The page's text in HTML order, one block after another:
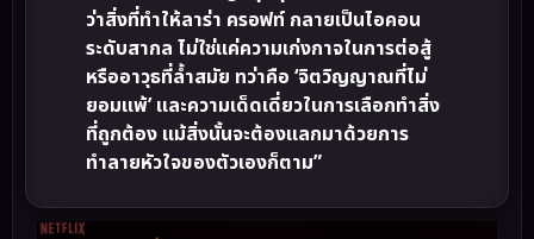
ว่าสิ่งที่ทำให้ลาร่า ครอฟท์ กลายเป็นไอคอน
ระดับสากล ไม่ใช่แค่ความเก่งกาจในการต่อสู้
หรืออาวุธที่ล้ำสมัย ทว่าคือ ‘จิตวิญญาณที่ไม่
ยอมแพ้’ และความเด็ดเดี่ยวในการเลือกทำสิ่ง
ที่ถูกต้อง แม้สิ่งนั้นจะต้องแลกมาด้วยการ
ทำลายหัวใจของตัวเองก็ตาม”